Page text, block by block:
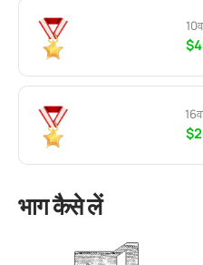
भाग कैसे लें